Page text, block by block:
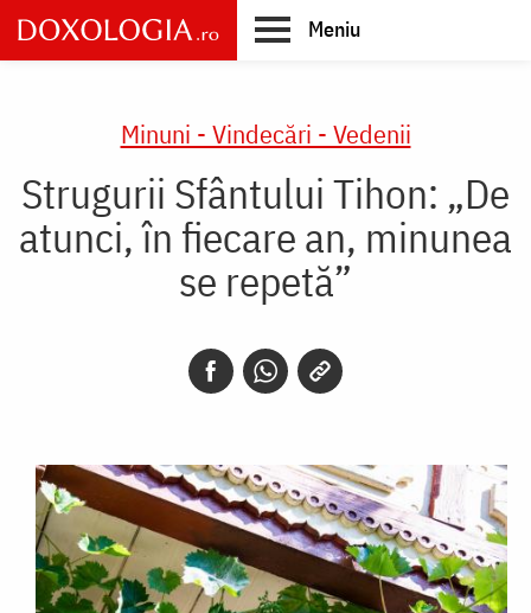
Skip
to
main
Meniu
Minuni - Vindecări - Vedenii
Strugurii Sfântului Tihon: „De
atunci, în fiecare an, minunea
se repetă”